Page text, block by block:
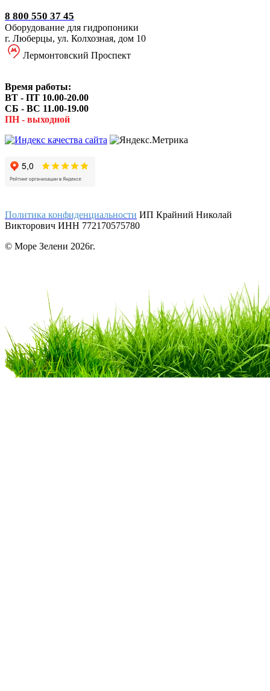
8 800 550 37 45
Оборудование для гидропоники
г. Люберцы, ул. Колхозная, дом 10
Лермонтовский Проспект
Время работы:
ВТ - ПТ 10.00-20.00
СБ - ВС 11.00-19.00
ПН - выходной
Политика конфиденциальности ИП Крайний Николай
Викторович ИНН 772170575780
© Море Зелени 2026г.